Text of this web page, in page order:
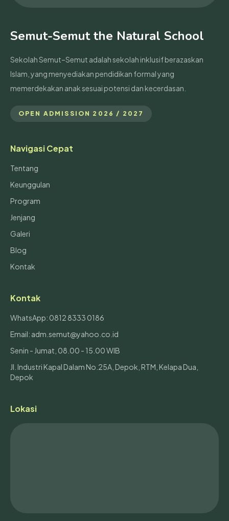
Semut-Semut the Natural School
Sekolah Semut–Semut adalah sekolah inklusif berazaskan
Islam, yang menyediakan pendidikan formal yang
memerdekakan anak sesuai potensi dan kecerdasan.
OPEN ADMISSION 2026 / 2027
Navigasi Cepat
Tentang
Keunggulan
Program
Jenjang
Galeri
Blog
Kontak
Kontak
WhatsApp: 0812 8333 0186
Email: adm.semut@yahoo.co.id
Senin - Jumat, 08.00 - 15.00 WIB
Jl. Industri Kapal Dalam No.25A, Depok, RTM, Kelapa Dua,
Depok
Lokasi